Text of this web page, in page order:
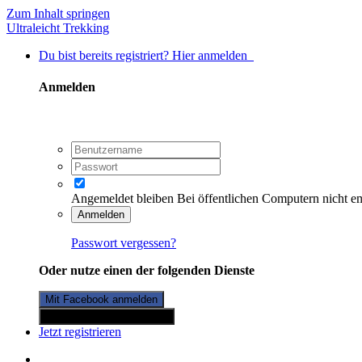
Zum Inhalt springen
Ultraleicht Trekking
Du bist bereits registriert? Hier anmelden
Anmelden
Angemeldet bleiben Bei öffentlichen Computern nicht
Anmelden
Passwort vergessen?
Oder nutze einen der folgenden Dienste
Mit Facebook anmelden
Jetzt registrieren